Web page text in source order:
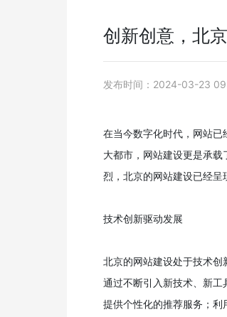
创新创意，北
发布时间：2024-03-23
在当今数字化时代，网站
大都市，网站建设更是承
烈，北京的网站建设已经呈
技术创新驱动发展
北京的网站建设处于技术
通过不断引入新技术、新
提供个性化的推荐服务；